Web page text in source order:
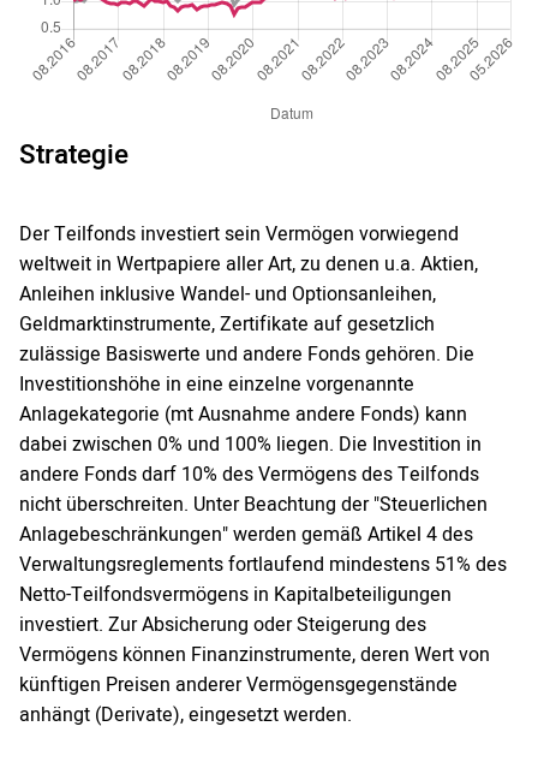
Strategie
Der Teilfonds investiert sein Vermögen vorwiegend
weltweit in Wertpapiere aller Art, zu denen u.a. Aktien,
Anleihen inklusive Wandel- und Optionsanleihen,
Geldmarktinstrumente, Zertifikate auf gesetzlich
zulässige Basiswerte und andere Fonds gehören. Die
Investitionshöhe in eine einzelne vorgenannte
Anlagekategorie (mt Ausnahme andere Fonds) kann
dabei zwischen 0% und 100% liegen. Die Investition in
andere Fonds darf 10% des Vermögens des Teilfonds
nicht überschreiten. Unter Beachtung der "Steuerlichen
Anlagebeschränkungen" werden gemäß Artikel 4 des
Verwaltungsreglements fortlaufend mindestens 51% des
Netto-Teilfondsvermögens in Kapitalbeteiligungen
investiert. Zur Absicherung oder Steigerung des
Vermögens können Finanzinstrumente, deren Wert von
künftigen Preisen anderer Vermögensgegenstände
anhängt (Derivate), eingesetzt werden.